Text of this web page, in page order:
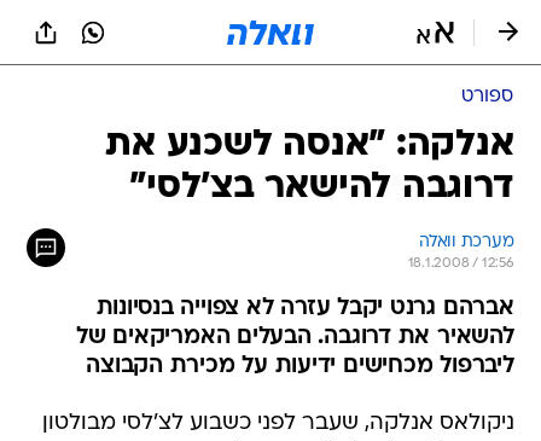
ספורט
אנלקה: "אנסה לשכנע את
דרוגבה להישאר בצ'לסי"
מערכת וואלה
18.1.2008 / 12:56
אברהם גרנט יקבל עזרה לא צפוייה בנסיונות
להשאיר את דרוגבה. הבעלים האמריקאים של
ליברפול מכחישים ידיעות על מכירת הקבוצה
ניקולאס אנלקה, שעבר לפני כשבוע לצ'לסי מבולטון